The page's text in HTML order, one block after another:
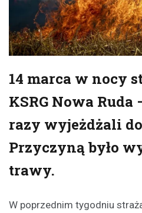
14 marca w nocy
KSRG Nowa Ruda
razy wyjeżdżali
Przyczyną było
trawy.
W poprzednim tygodniu